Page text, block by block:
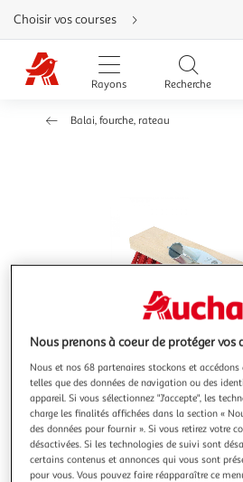
Aller
directement
au
contenu
Aller
directement
Aller
Choisir vos courses
Rayons Recherche
Balai, fourche, rateau
Nous prenons à coeur de protéger vos
Nous et nos 68 partenaires stockons et accédons
telles que des données de navigation ou des
appareil. Si vous sélectionnez "J'accepte", les
charge les finalités affichées dans la section «
des données pour fournir ». Si vous retirez votre
désactivées. Si les technologies de suivi sont
certains contenus et annonces qui vous sont
pour vous. Vous pouvez faire réapparaître ce